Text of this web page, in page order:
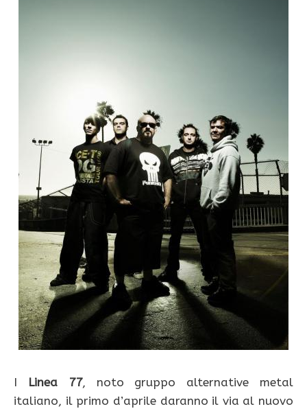
I Linea 77, noto gruppo alternative metal
italiano, il primo d’aprile daranno il via al nuovo